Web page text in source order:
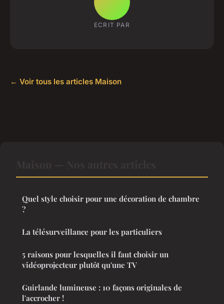
ECRIT PAR
← Voir tous les articles Maison
Quel style choisir pour une décoration de chambre
?
La télésurveillance pour les particuliers
5 raisons pour lesquelles il faut choisir un
vidéoprojecteur plutôt qu'une TV
Guirlande lumineuse : 10 façons originales de
l'accrocher !